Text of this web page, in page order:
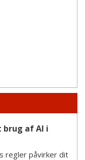
brug af AI i
regler påvirker dit